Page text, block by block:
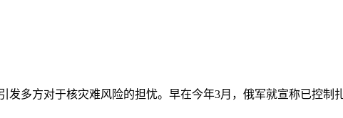
多方对于核灾难风险的担忧。早在今年3月，俄军就宣称已控制